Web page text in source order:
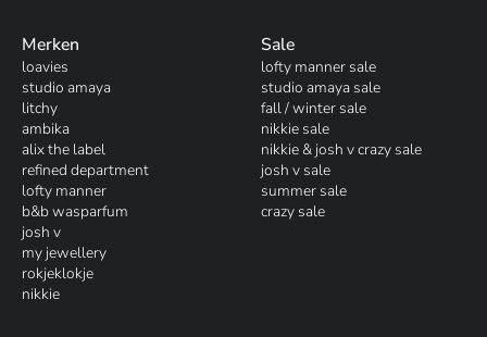
Merken
loavies
studio amaya
litchy
ambika
alix the label
refined department
lofty manner
b&b wasparfum
josh v
my jewellery
rokjeklokje
nikkie
Sale
lofty manner sale
studio amaya sale
fall / winter sale
nikkie sale
nikkie & josh v crazy sale
josh v sale
summer sale
crazy sale